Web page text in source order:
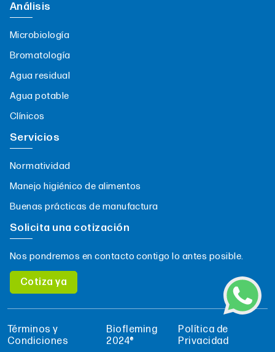
Análisis
Microbiología
Bromatología
Agua residual
Agua potable
Clínicos
Servicios
Normatividad
Manejo higiénico de alimentos
Buenas prácticas de manufactura
Solicita una cotización
Nos pondremos en contacto contigo lo antes posible.
Cotiza ya
Términos y
Condiciones
Biofleming
2024®
Política de
Privacidad